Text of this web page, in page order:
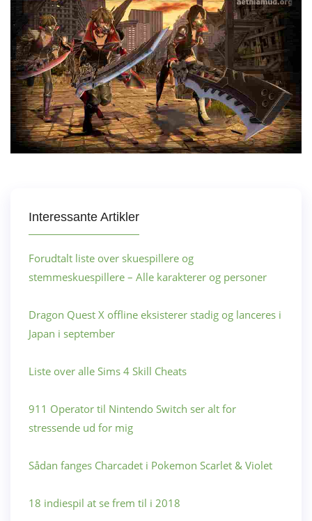
Interessante Artikler
Forudtalt liste over skuespillere og
stemmeskuespillere – Alle karakterer og personer
Dragon Quest X offline eksisterer stadig og lanceres i
Japan i september
Liste over alle Sims 4 Skill Cheats
911 Operator til Nintendo Switch ser alt for
stressende ud for mig
Sådan fanges Charcadet i Pokemon Scarlet & Violet
18 indiespil at se frem til i 2018